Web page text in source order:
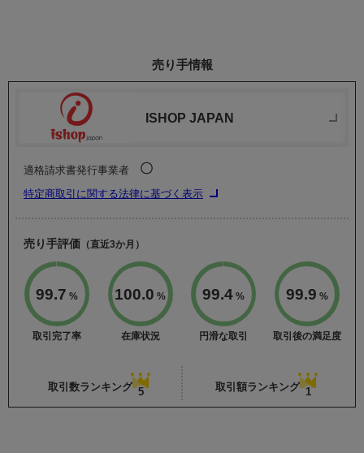
売り手情報
ISHOP JAPAN
適格請求書発行事業者 〇
特定商取引に関する法律に基づく表示
売り手評価 （直近3か月）
99.7 %
取引完了率
100.0 %
在庫状況
99.4 %
円滑な取引
99.9 %
取引後の満足度
取引数ランキング 5 取引額ランキング 1